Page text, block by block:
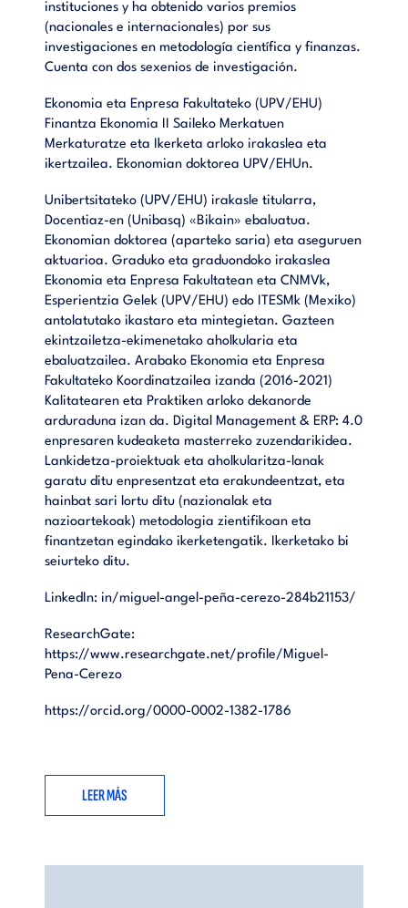
instituciones y ha obtenido varios premios
(nacionales e internacionales) por sus
investigaciones en metodología científica y finanzas.
Cuenta con dos sexenios de investigación.
Ekonomia eta Enpresa Fakultateko (UPV/EHU)
Finantza Ekonomia II Saileko Merkatuen
Merkaturatze eta Ikerketa arloko irakaslea eta
ikertzailea. Ekonomian doktorea UPV/EHUn.
Unibertsitateko (UPV/EHU) irakasle titularra,
Docentiaz-en (Unibasq) «Bikain» ebaluatua.
Ekonomian doktorea (aparteko saria) eta aseguruen
aktuarioa. Graduko eta graduondoko irakaslea
Ekonomia eta Enpresa Fakultatean eta CNMVk,
Esperientzia Gelek (UPV/EHU) edo ITESMk (Mexiko)
antolatutako ikastaro eta mintegietan. Gazteen
ekintzailetza-ekimenetako aholkularia eta
ebaluatzailea. Arabako Ekonomia eta Enpresa
Fakultateko Koordinatzailea izanda (2016-2021)
Kalitatearen eta Praktiken arloko dekanorde
arduraduna izan da. Digital Management & ERP: 4.0
enpresaren kudeaketa masterreko zuzendarikidea.
Lankidetza-proiektuak eta aholkularitza-lanak
garatu ditu enpresentzat eta erakundeentzat, eta
hainbat sari lortu ditu (nazionalak eta
nazioartekoak) metodologia zientifikoan eta
finantzetan egindako ikerketengatik. Ikerketako bi
seiurteko ditu.
LinkedIn: in/miguel-angel-peña-cerezo-284b21153/
ResearchGate:
https://www.researchgate.net/profile/Miguel-
Pena-Cerezo
https://orcid.org/0000-0002-1382-1786
LEER MÁS